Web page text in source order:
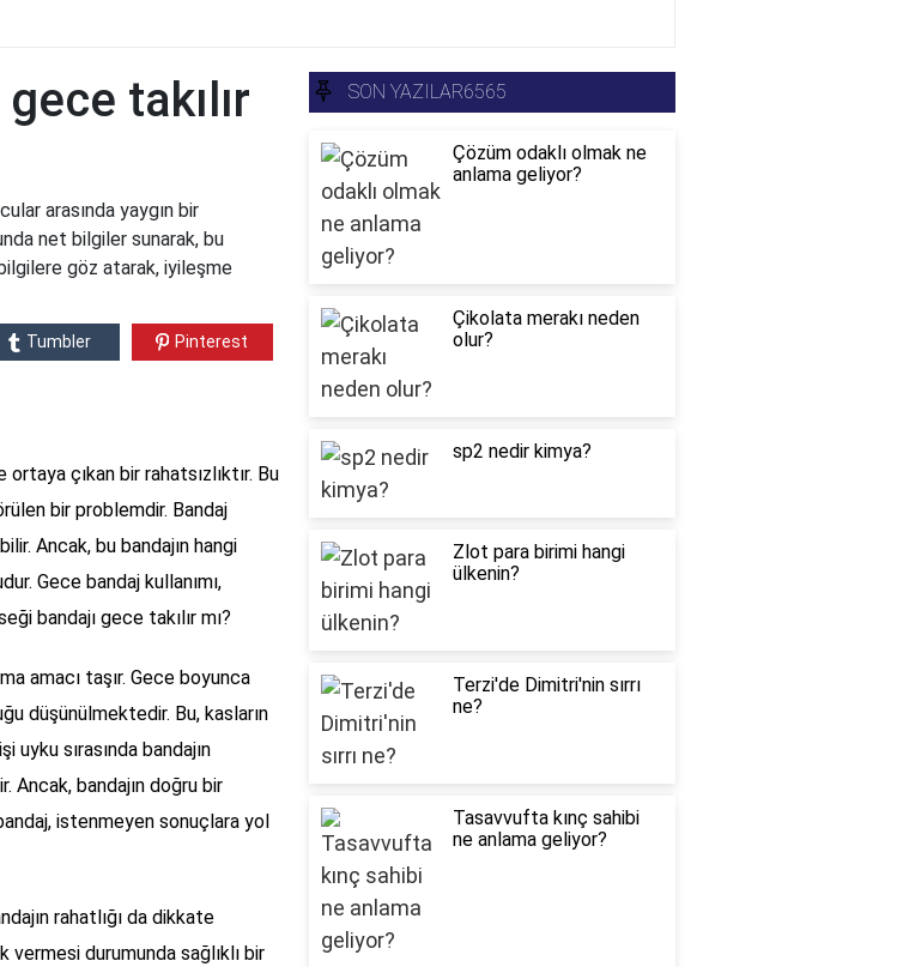
takılır
arasında yaygın bir
net bilgiler sunarak, bu
göz atarak, iyileşme
Tumbler Pinterest
çıkan bir rahatsızlıktır. Bu
bir problemdir. Bandaj
Ancak, bu bandajın hangi
Gece bandaj kullanımı,
bandajı gece takılır mı?
amacı taşır. Gece boyunca
düşünülmektedir. Bu, kasların
sırasında bandajın
Ancak, bandajın doğru bir
istenmeyen sonuçlara yol
rahatlığı da dikkate
vermesi durumunda sağlıklı bir
SON YAZILAR6565
Çözüm odaklı olmak ne
anlama geliyor?
Çikolata merakı neden
olur?
sp2 nedir kimya?
Zlot para birimi hangi
ülkenin?
Terzi'de Dimitri'nin sırrı
ne?
Tasavvufta kınç sahibi
ne anlama geliyor?